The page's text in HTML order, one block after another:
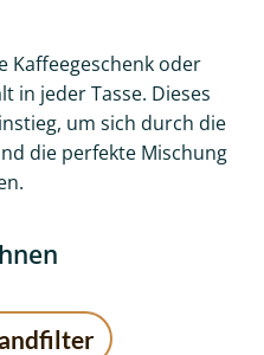
Kaffeegeschenk oder
in jeder Tasse. Dieses
um sich durch die
die perfekte Mischung